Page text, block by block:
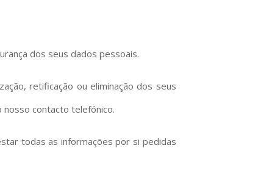
dos seus dados pessoais.
retificação ou eliminação dos seus
contacto telefónico.
todas as informações por si pedidas